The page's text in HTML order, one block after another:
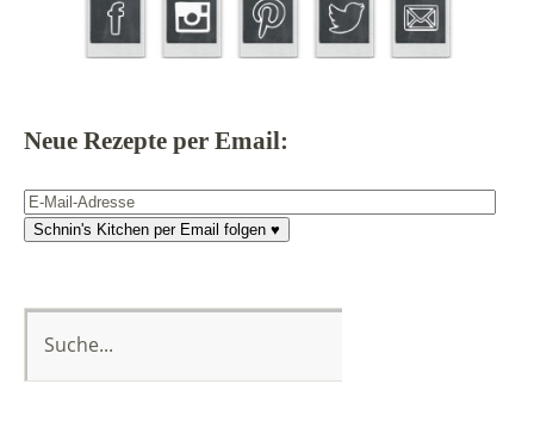
Neue Rezepte per Email:
E-
Mail-
Schnin's Kitchen per Email folgen ♥